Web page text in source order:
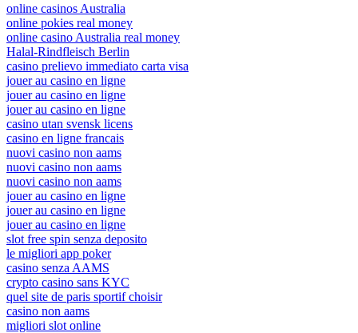
online casinos Australia
online pokies real money
online casino Australia real money
Halal-Rindfleisch Berlin
casino prelievo immediato carta visa
jouer au casino en ligne
jouer au casino en ligne
jouer au casino en ligne
casino utan svensk licens
casino en ligne francais
nuovi casino non aams
nuovi casino non aams
nuovi casino non aams
jouer au casino en ligne
jouer au casino en ligne
jouer au casino en ligne
slot free spin senza deposito
le migliori app poker
casino senza AAMS
crypto casino sans KYC
quel site de paris sportif choisir
casino non aams
migliori slot online